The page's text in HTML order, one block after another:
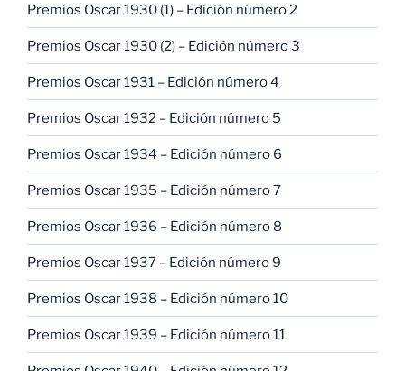
Premios Oscar 1930 (1) – Edición número 2
Premios Oscar 1930 (2) – Edición número 3
Premios Oscar 1931 – Edición número 4
Premios Oscar 1932 – Edición número 5
Premios Oscar 1934 – Edición número 6
Premios Oscar 1935 – Edición número 7
Premios Oscar 1936 – Edición número 8
Premios Oscar 1937 – Edición número 9
Premios Oscar 1938 – Edición número 10
Premios Oscar 1939 – Edición número 11